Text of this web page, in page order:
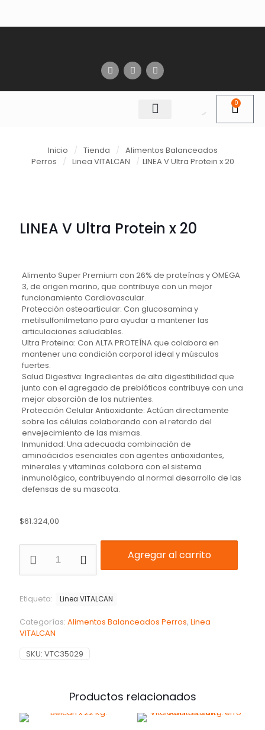
0
Inicio / Tienda / Alimentos Balanceados
Perros
/ Linea VITALCAN / LINEA V Ultra Protein x 20
LINEA V Ultra Protein x 20
Alimento Super Premium con 26% de proteínas y OMEGA
3, de origen marino, que contribuye con un mejor
funcionamiento Cardiovascular.
Protección osteoarticular: Con glucosamina y
metilsulfonilmetano para ayudar a mantener las
articulaciones saludables.
Ultra Proteina: Con ALTA PROTEÍNA que colabora en
mantener una condición corporal ideal y músculos
fuertes.
Salud Digestiva: Ingredientes de alta digestibilidad que
junto con el agregado de prebióticos contribuye con una
mejor absorción de los nutrientes.
Protección Celular Antioxidante: Actúan directamente
sobre las células colaborando con el retardo del
envejecimiento de las mismas.
Inmunidad: Una adecuada combinación de
aminoácidos esenciales con agentes antioxidantes,
minerales y vitaminas colabora con el sistema
inmunológico, contribuyendo al normal desarrollo de las
defensas de su mascota.
$61.324,00
Agregar al carrito
Etiqueta: Linea VITALCAN
Categorías: Alimentos Balanceados Perros, Linea
VITALCAN
SKU: VTC35029
Productos relacionados